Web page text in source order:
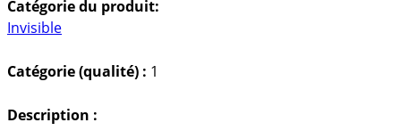
Catégorie du produit:
Invisible
Catégorie (qualité) : 1
Description :